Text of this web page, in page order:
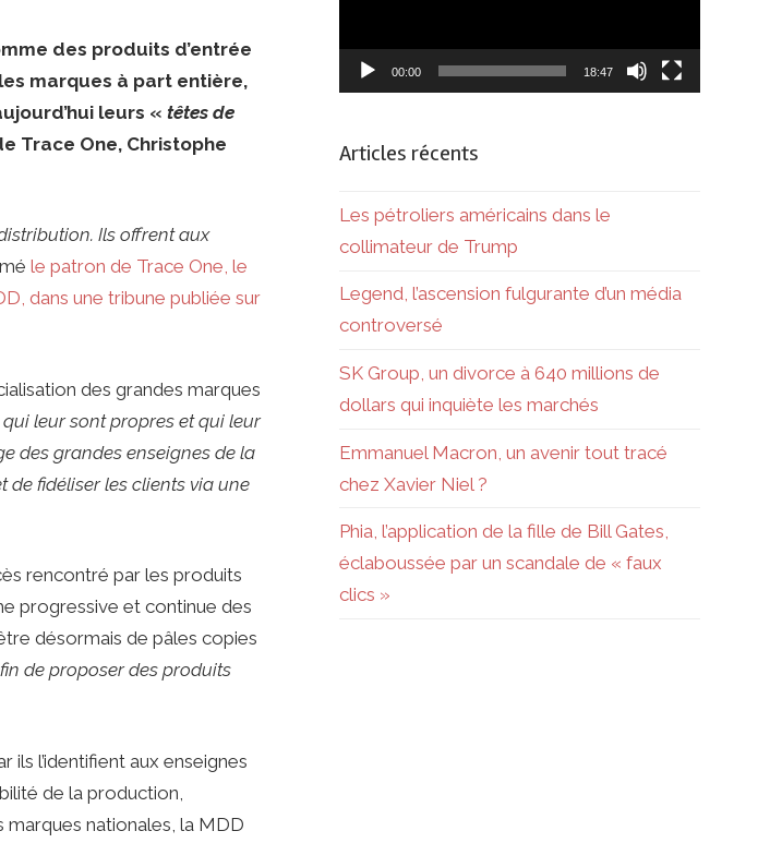
des produits d’entrée
marques à part entière,
leurs « têtes de
Trace One, Christophe
Ils offrent aux
le patron de Trace One, le
dans une tribune publiée sur
des grandes marques
leur sont propres et qui leur
des grandes enseignes de la
fidéliser les clients via une
rencontré par les produits
progressive et continue des
désormais de pâles copies
de proposer des produits
l’identifient aux enseignes
de la production,
nationales, la MDD
00:00 18:47
Articles récents
Les pétroliers américains dans le
collimateur de Trump
Legend, l’ascension fulgurante d’un média
controversé
SK Group, un divorce à 640 millions de
dollars qui inquiète les marchés
Emmanuel Macron, un avenir tout tracé
chez Xavier Niel ?
Phia, l’application de la fille de Bill Gates,
éclaboussée par un scandale de « faux
clics »